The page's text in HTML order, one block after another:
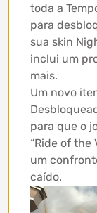
toda a
para
sua skin
inclui um
mais.
Um novo
para que o
“Ride of the
um
caído.